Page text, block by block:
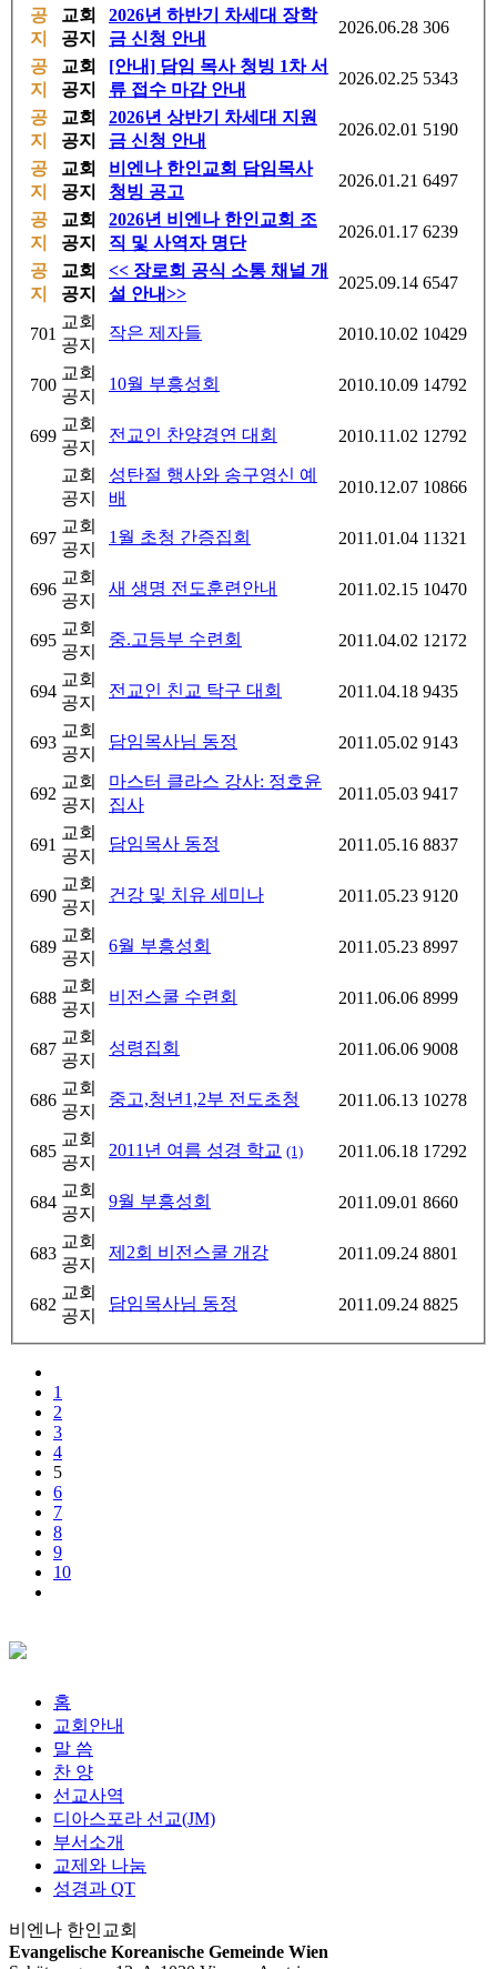
공
지
교회
공지
2026년 하반기 차세대 장학
금 신청 안내
2026.06.28 306
공
지
교회
공지
[안내] 담임 목사 청빙 1차 서
류 접수 마감 안내
2026.02.25 5343
공
지
교회
공지
2026년 상반기 차세대 지원
금 신청 안내
2026.02.01 5190
공
지
교회
공지
비엔나 한인교회 담임목사
청빙 공고
2026.01.21 6497
공
지
교회
공지
2026년 비엔나 한인교회 조
직 및 사역자 명단
2026.01.17 6239
공
지
교회
공지
<< 장로회 공식 소통 채널 개
설 안내>>
2025.09.14 6547
701
교회
공지
작은 제자들 2010.10.02 10429
700
교회
공지
10월 부흥성회 2010.10.09 14792
699
교회
공지
전교인 찬양경연 대회 2010.11.02 12792
교회
공지
성탄절 행사와 송구영신 예
배
2010.12.07 10866
697
교회
공지
1월 초청 간증집회 2011.01.04 11321
696
교회
공지
새 생명 전도훈련안내 2011.02.15 10470
695
교회
공지
중.고등부 수련회 2011.04.02 12172
694
교회
공지
전교인 친교 탁구 대회 2011.04.18 9435
693
교회
공지
담임목사님 동정 2011.05.02 9143
692
교회
공지
마스터 클라스 강사: 정호윤
집사
2011.05.03 9417
691
교회
공지
담임목사 동정 2011.05.16 8837
690
교회
공지
건강 및 치유 세미나 2011.05.23 9120
689
교회
공지
6월 부흥성회 2011.05.23 8997
688
교회
공지
비전스쿨 수련회 2011.06.06 8999
687
교회
공지
성령집회 2011.06.06 9008
686
교회
공지
중고,청년1,2부 전도초청 2011.06.13 10278
685
교회
공지
2011년 여름 성경 학교 (1) 2011.06.18 17292
684
교회
공지
9월 부흥성회 2011.09.01 8660
683
교회
공지
제2회 비전스쿨 개강 2011.09.24 8801
682
교회
공지
담임목사님 동정 2011.09.24 8825
1
2
3
4
5
6
7
8
9
10
홈
교회안내
말 씀
찬 양
선교사역
디아스포라 선교(JM)
부서소개
교제와 나눔
성경과 QT
비엔나 한인교회
Evangelische Koreanische Gemeinde Wien